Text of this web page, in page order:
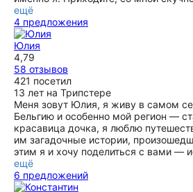
ещё
4 предложения
Юлия
4,79
58 отзывов
421 посетил
13 лет на Трипстере
Меня зовут Юлия, я живу в самом
Бельгию и особенно мой регион —
красавица дочка, я люблю
им загадочные истории,
этим я и хочу поделиться с вами —
ещё
6 предложений